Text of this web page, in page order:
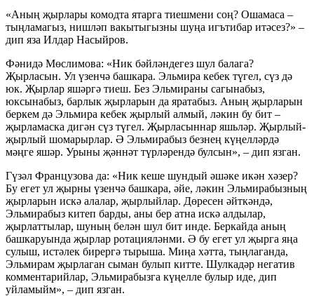
«Аның җырлары комодта ятарга тиешмени соң? Ошамаса –
тыңламагыз, нишләп вакытыгызны шуңа игътибар итәсез?» –
дип яза Илдар Насыйров.
Фәнидә Мөслимова: «Ник бәйләндегез шул балага?
Җырласын. Ул үзенчә башкара. Эльмира кебек түгел, сүз дә
юк. Җырлар яшәргә тиеш. Без Эльмираны сагынабыз,
юксынабыз, барлык җырларын да яратабыз. Аның җырларын
беркем дә Эльмира кебек җырлый алмый, ләкин бу бит –
җырламаска дигән сүз түгел. Җырласыннар яшьләр. Җырлый-
җырлый шомарырлар. Ә Эльмирабыз безнең күңелләрдә
мәңге яшәр. Урыны җәннәт түрләрендә булсын», – дип язган.
Гүзәл Французова да: «Ник кеше шундый әшәке икән хәзер?
Бу егет ул җырны үзенчә башкара, әйе, ләкин Эльмирабызның
җырларын искә алалар, җырлыйлар. Дөресен әйткәндә,
Эльмирабыз китеп барды, аны бер атна искә алдылар,
җырлаттылар, шуның белән шул бит инде. Беркайда аның
башкаруында җырлар ротацияләнми. Ә бу егет ул җырга яңа
сулыш, истәлек бирергә тырыша. Миңа хәтта, тыңлаганда,
Эльмирам җырлаган сыман булып китте. Шулкадәр негатив
комментарийлар, Эльмирабызга күңелле булыр иде, дип
уйламыйм», – дип язган.